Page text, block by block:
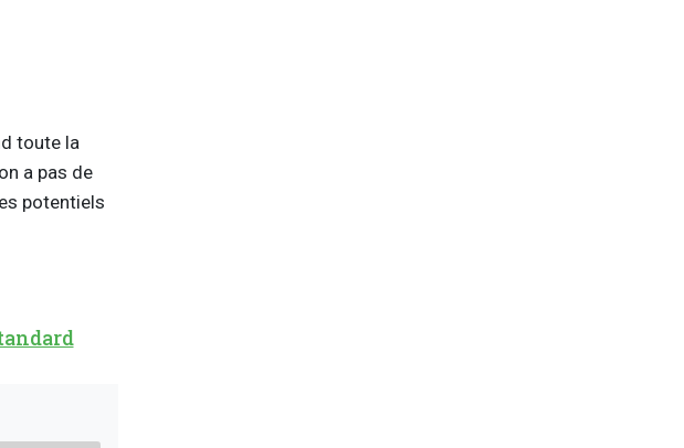
toute la
a pas de
potentiels